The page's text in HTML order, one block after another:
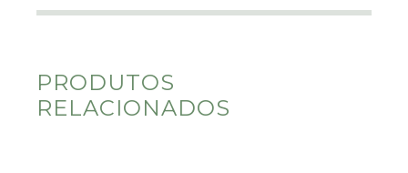
PRODUTOS
RELACIONADOS